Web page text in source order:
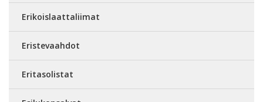
Erikoislaattaliimat
Eristevaahdot
Eritasolistat